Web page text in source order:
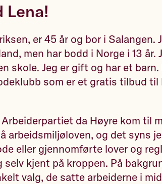
Lena!
er 45 år og bor i Salangen.
men har bodd i Norge i 13
skole. Jeg er gift og har et
som er et gratis tilbud til
da Høyre kom til
arbeidsmiljøloven, og det syns
eller gjennomførte lover og
selv kjent på kroppen. På
valg, de satte arbeiderne i